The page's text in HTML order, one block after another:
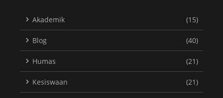
Akademik (15)
Blog (40)
Humas (21)
Kesiswaan (21)